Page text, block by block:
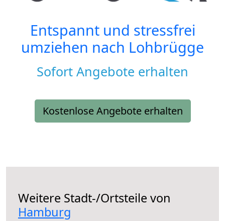
Entspannt und stressfrei
umziehen nach Lohbrügge
Sofort Angebote erhalten
Kostenlose Angebote erhalten
Weitere Stadt-/Ortsteile von
Hamburg